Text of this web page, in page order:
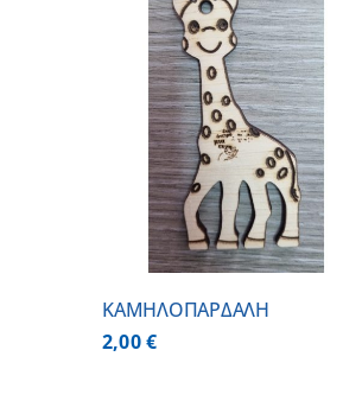
ΚΑΜΗΛΟΠΑΡΔΑΛΗ
2,00€
ΠΡΟΣΘΗΚΗ ΣΤΟ